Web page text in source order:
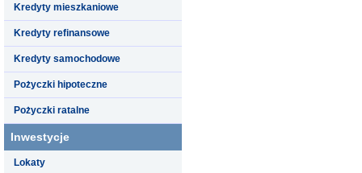
Kredyty mieszkaniowe
Kredyty refinansowe
Kredyty samochodowe
Pożyczki hipoteczne
Pożyczki ratalne
Inwestycje
Lokaty